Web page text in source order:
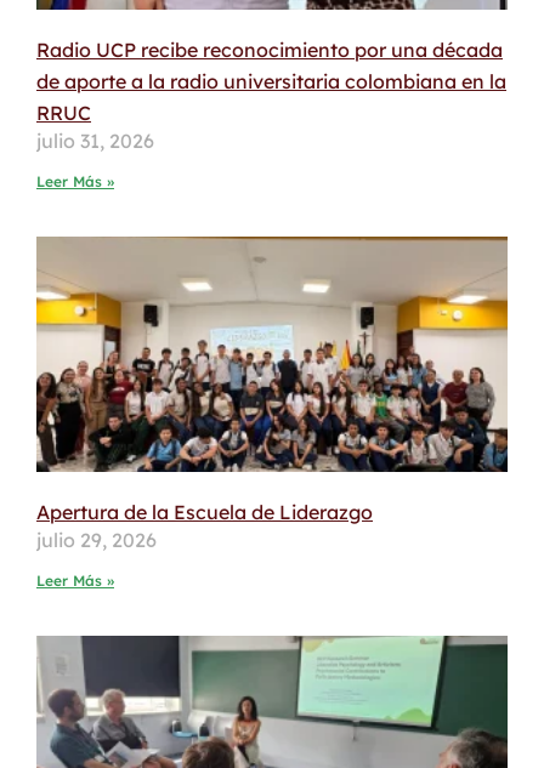
Radio UCP recibe reconocimiento por una década
de aporte a la radio universitaria colombiana en la
RRUC
julio 31, 2026
Leer Más »
Apertura de la Escuela de Liderazgo
julio 29, 2026
Leer Más »